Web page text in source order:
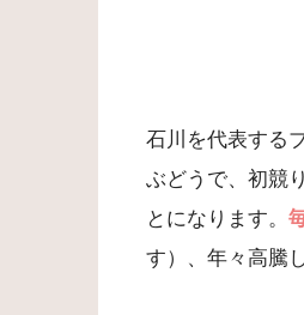
石川を代表する
ぶどうで、初競
とになります。
す）、年々高騰